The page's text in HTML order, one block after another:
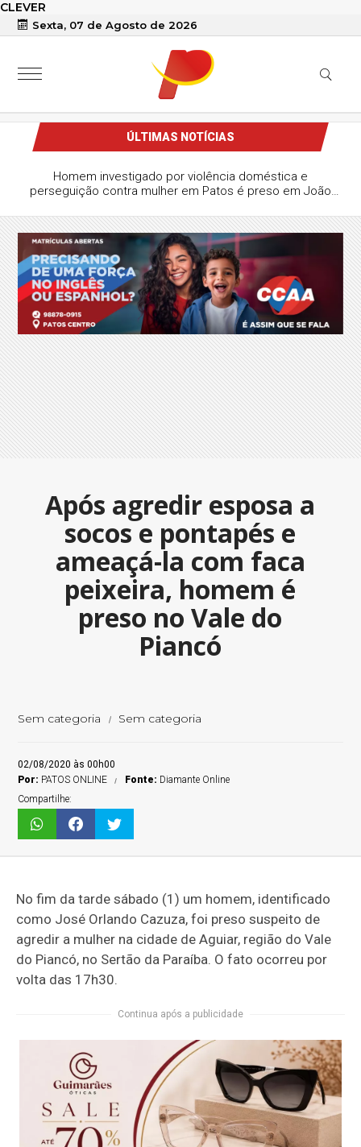
CLEVER
Sexta, 07 de Agosto de 2026
ÚLTIMAS NOTÍCIAS
Homem investigado por violência doméstica e
perseguição contra mulher em Patos é preso em João
Após agredir esposa a
socos e pontapés e
ameaçá-la com faca
peixeira, homem é
preso no Vale do
Piancó
Sem categoria Sem categoria
02/08/2020 às 00h00
Por: PATOS ONLINE Fonte: Diamante Online
Compartilhe:
No fim da tarde sábado (1) um homem, identificado
como José Orlando Cazuza, foi preso suspeito de
agredir a mulher na cidade de Aguiar, região do Vale
do Piancó, no Sertão da Paraíba. O fato ocorreu por
volta das 17h30.
Continua após a publicidade